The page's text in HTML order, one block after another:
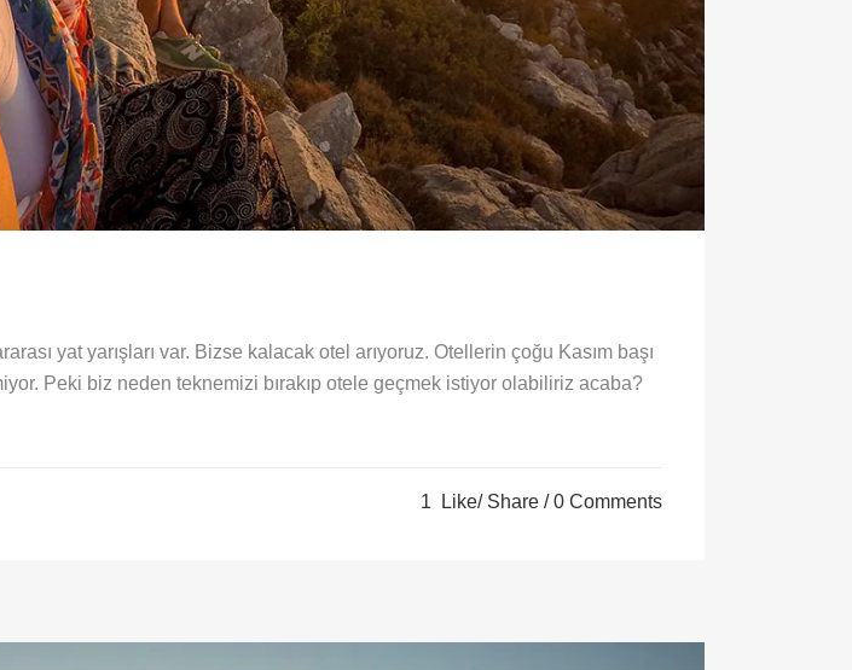
yat yarışları var. Bizse kalacak otel arıyoruz. Otellerin çoğu Kasım başı
Peki biz neden teknemizi bırakıp otele geçmek istiyor olabiliriz acaba?
1 Like Share 0 Comments